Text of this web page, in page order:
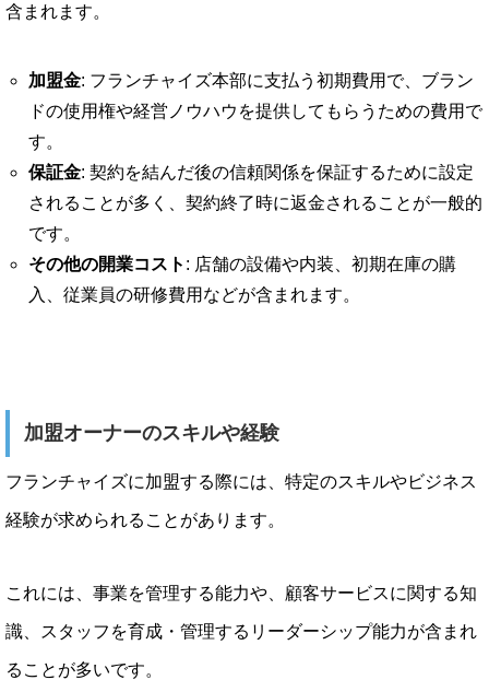
含まれます。
加盟金: フランチャイズ本部に支払う初期費用で、ブラン
ドの使用権や経営ノウハウを提供してもらうための費用で
す。
保証金: 契約を結んだ後の信頼関係を保証するために設定
されることが多く、契約終了時に返金されることが一般的
です。
その他の開業コスト : 店舗の設備や内装、初期在庫の購
入、従業員の研修費用などが含まれます。
加盟オーナーのスキルや経験
フランチャイズに加盟する際には、特定のスキルやビジネス
経験が求められることがあります。
これには、事業を管理する能力や、顧客サービスに関する知
識、スタッフを育成・管理するリーダーシップ能力が含まれ
ることが多いです。